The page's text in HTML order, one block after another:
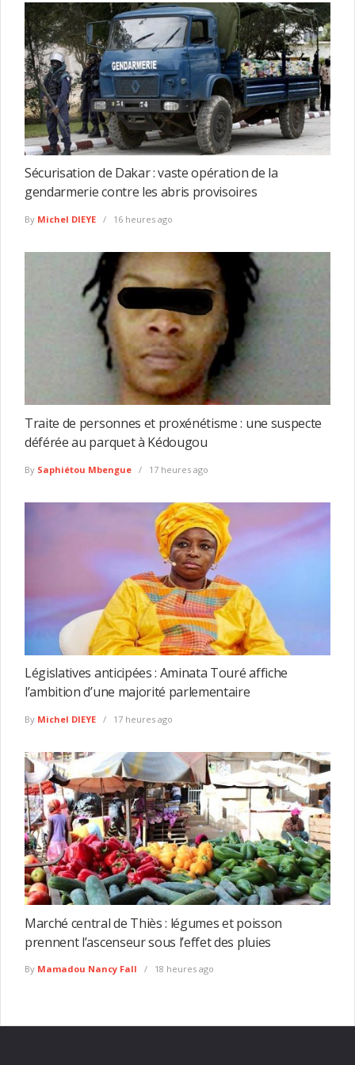
Sécurisation de Dakar : vaste opération de la
gendarmerie contre les abris provisoires
By Michel DIEYE 16 heures ago
Traite de personnes et proxénétisme : une suspecte
déférée au parquet à Kédougou
By Saphiétou Mbengue 17 heures ago
Législatives anticipées : Aminata Touré affiche
l’ambition d’une majorité parlementaire
By Michel DIEYE 17 heures ago
Marché central de Thiès : légumes et poisson
prennent l’ascenseur sous l’effet des pluies
By Mamadou Nancy Fall 18 heures ago